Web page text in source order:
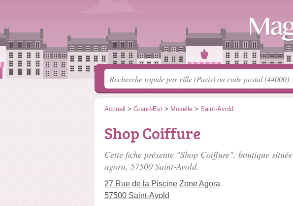
Accueil > Grand-Est > Moselle > Saint-Avold
Shop Coiffure
Cette fiche présente "Shop Coiffure", boutique située
agora, 57500 Saint-Avold.
27 Rue de la Piscine Zone Agora
57500 Saint-Avold